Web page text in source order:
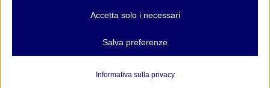
e servizi non richiedono il consenso dell'utente secondo il GDPR.
Analitici
Accetta solo i necessari
Salva preferenze
Informativa sulla privacy